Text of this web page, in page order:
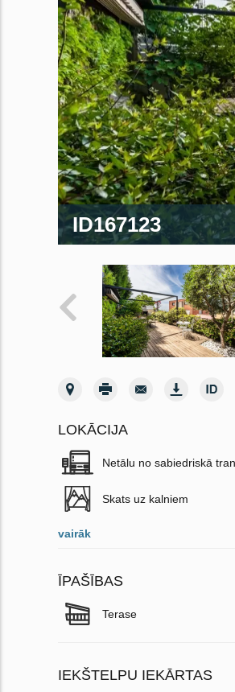
ID167123
LOKĀCIJA
Netālu no sabiedriskā
Skats uz kalniem
vairāk
ĪPAŠĪBAS
Terase
IEKŠTELPU IEKĀRTAS